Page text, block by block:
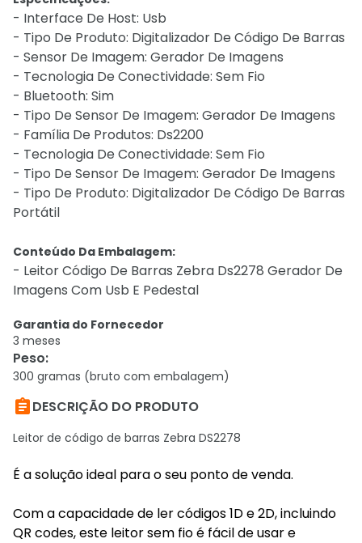
- Interface De Host: Usb
- Tipo De Produto: Digitalizador De Código De Barras
- Sensor De Imagem: Gerador De Imagens
- Tecnologia De Conectividade: Sem Fio
- Bluetooth: Sim
- Tipo De Sensor De Imagem: Gerador De Imagens
- Família De Produtos: Ds2200
- Tecnologia De Conectividade: Sem Fio
- Tipo De Sensor De Imagem: Gerador De Imagens
- Tipo De Produto: Digitalizador De Código De Barras
Portátil
Conteúdo Da Embalagem:
- Leitor Código De Barras Zebra Ds2278 Gerador De
Imagens Com Usb E Pedestal
Garantia do Fornecedor
3 meses
Peso:
300 gramas (bruto com embalagem)
DESCRIÇÃO DO PRODUTO
Leitor de código de barras Zebra DS2278
É a solução ideal para o seu ponto de venda.
Com a capacidade de ler códigos 1D e 2D, incluindo
QR codes, este leitor sem fio é fácil de usar e